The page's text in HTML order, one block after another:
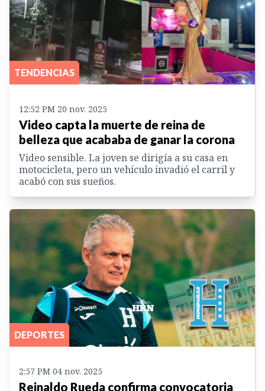
TENDENCIAS
12:52 PM 20 nov. 2025
Video capta la muerte de reina de
belleza que acababa de ganar la corona
Video sensible. La joven se dirigía a su casa en
motocicleta, pero un vehículo invadió el carril y
acabó con sus sueños.
DEPORTES
2:57 PM 04 nov. 2025
Reinaldo Rueda confirma convocatoria